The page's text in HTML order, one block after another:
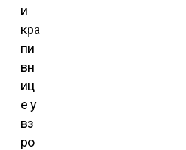
и
кра
пи
вн
иц
е у
вз
ро